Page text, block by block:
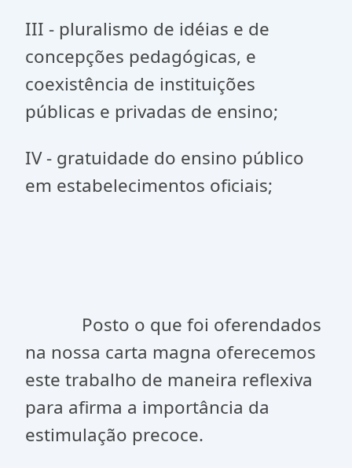
III - pluralismo de idéias e de
concepções pedagógicas, e
coexistência de instituições
públicas e privadas de ensino;
IV - gratuidade do ensino público
em estabelecimentos oficiais;
Posto o que foi oferendados
na nossa carta magna oferecemos
este trabalho de maneira reflexiva
para afirma a importância da
estimulação precoce.